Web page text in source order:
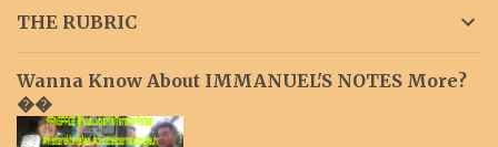
THE RUBRIC
Wanna Know About IMMANUEL'S NOTES More?
��